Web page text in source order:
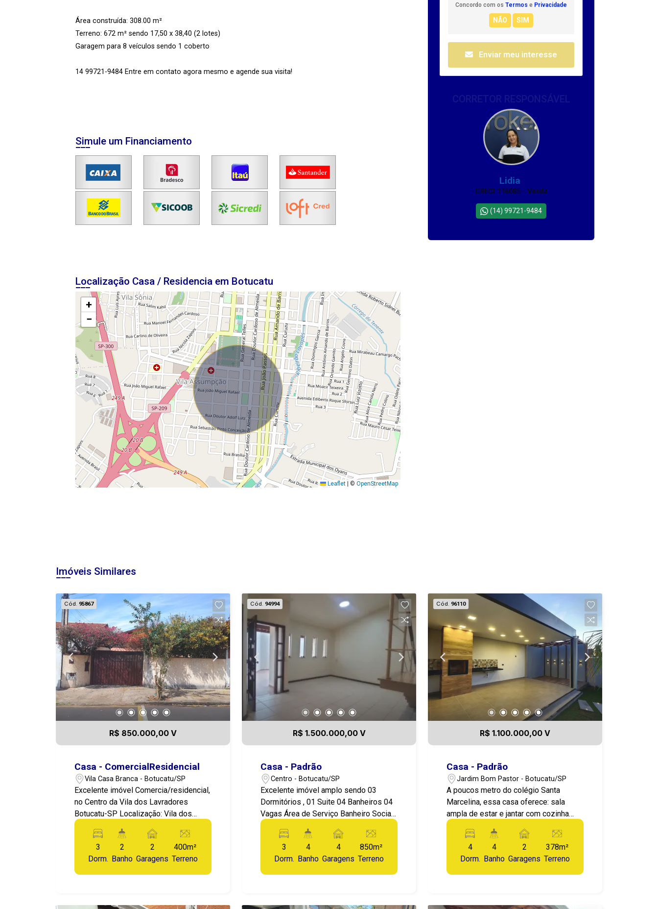
Área construída: 308.00 m²
Terreno: 672 m² sendo 17,50 x 38,40 (2 lotes)
Garagem para 8 veículos sendo 1 coberto
14 99721-9484 Entre em contato agora mesmo e agende sua visita!
Simule um Financiamento
Localização Casa / Residencia em Botucatu
+
−
Leaflet © OpenStreetMap
Concordo com os Termos e Privacidade
Enviar meu interesse
Lidia
CRECI 116085 - Venda
(14) 99721-9484
Imóveis Similares
Cód. 95867
R$ 850.000,00 V
Casa - ComercialResidencial
Vila Casa Branca - Botucatu/SP
Excelente imóvel Comercia/residencial,
no Centro da Vila dos Lavradores
Botucatu-SP Localização: Vila dos
Lavradores, Botucatu-SP! Valor:
850.000,00 Apresentamos este imóvel
com potencial para seu negócio ou
rendimento, localizado no Centro da
Vila dos Lavradores, uma região com
3
Dorm.
2
Banho
2
Garagens
400m²
Terreno
Cód. 94994
R$ 1.500.000,00 V
Casa - Padrão
Centro - Botucatu/SP
Excelente imóvel amplo sendo 03
Dormitórios , 01 Suite 04 Banheiros 04
Vagas Área de Serviço Banheiro Social
Churrasqueira Copa Cozinha Planejada
Despensa Escritório Jardim de Inverno
Lareira Quintal Sala Quintal gramado
3
Dorm.
4
Banho
4
Garagens
850m²
Terreno
Cód. 96110
R$ 1.100.000,00 V
Casa - Padrão
Jardim Bom Pastor - Botucatu/SP
A poucos metro do colégio Santa
Marcelina, essa casa oferece: sala
ampla de estar e jantar com cozinha
integrada, 4 dormitórios sendo 3 suítes
com closet, banheiro social, Área de
serviço, quintal amplo e área gourmet
completa, garagem para 2 carros. para
saber mais e agendar uma visita, entre
4
Dorm.
4
Banho
2
Garagens
378m²
Terreno